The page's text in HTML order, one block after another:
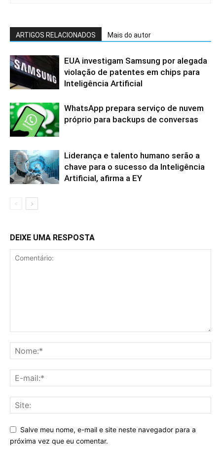
ARTIGOS RELACIONADOS Mais do autor
EUA investigam Samsung por alegada
violação de patentes em chips para
Inteligência Artificial
WhatsApp prepara serviço de nuvem
próprio para backups de conversas
Liderança e talento humano serão a
chave para o sucesso da Inteligência
Artificial, afirma a EY
DEIXE UMA RESPOSTA
Salve meu nome, e-mail e site neste navegador para a
próxima vez que eu comentar.